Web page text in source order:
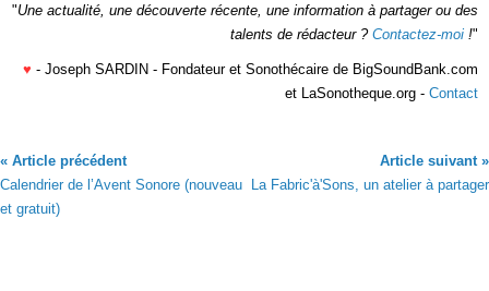
"Une actualité, une découverte récente, une information à partager ou des
talents de rédacteur ? Contactez-moi !"
♥ - Joseph SARDIN - Fondateur et Sonothécaire de BigSoundBank.com
et LaSonotheque.org - Contact
« Article précédent
Calendrier de l’Avent Sonore (nouveau
et gratuit)
Article suivant »
La Fabric'à'Sons, un atelier à partager